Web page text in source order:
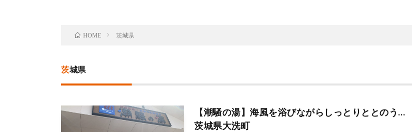
HOME 茨城県
茨城県
【潮騒の湯】海風を浴びながらしっとりととのう…
茨城県大洗町